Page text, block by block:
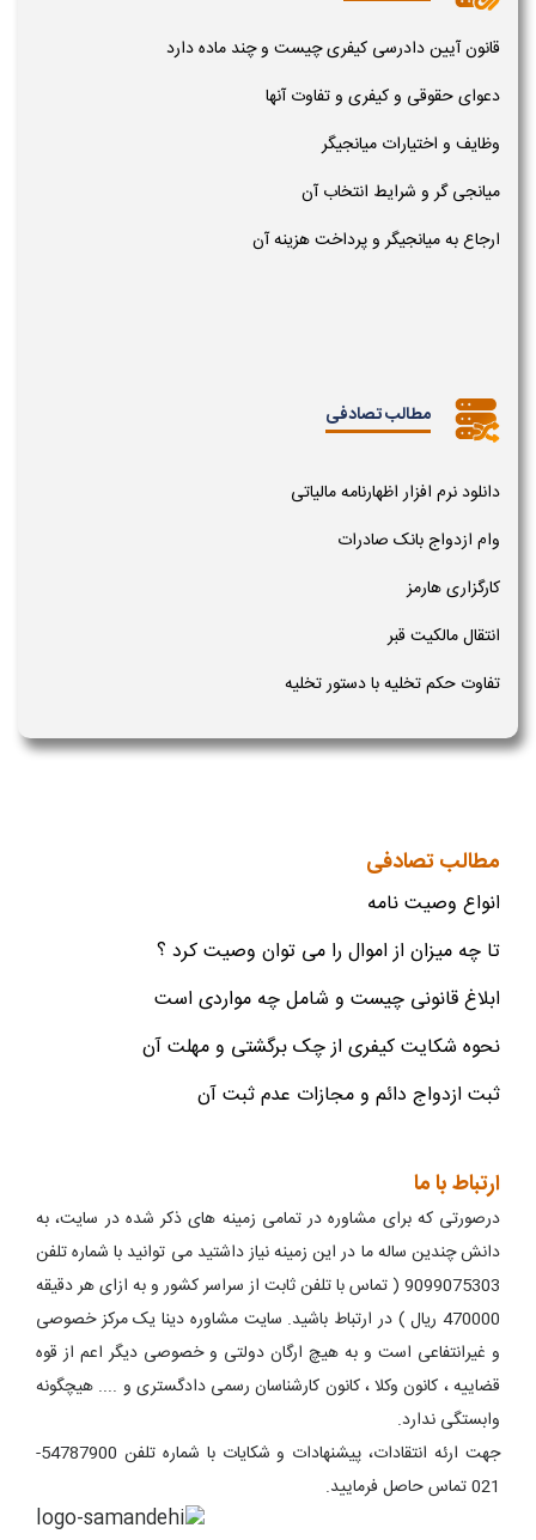
قانون آیین دادرسی کیفری چیست و چند ماده دارد
دعوای حقوقی و کیفری و تفاوت آنها
وظایف و اختیارات میانجیگر
میانجی گر و شرایط انتخاب آن
ارجاع به میانجیگر و پرداخت هزینه آن
مطالب تصادفی
دانلود نرم افزار اظهارنامه مالیاتی
وام ازدواج بانک صادرات
کارگزاری هارمز
انتقال مالکیت قبر
تفاوت حکم تخلیه با دستور تخلیه
مطالب تصادفی
انواع وصیت نامه
تا چه میزان از اموال را می توان وصیت کرد ؟
ابلاغ قانونی چیست و شامل چه مواردی است
نحوه شکایت کیفری از چک برگشتی و مهلت آن
ثبت ازدواج دائم و مجازات عدم ثبت آن
ارتباط با ما
درصورتی که برای مشاوره در تمامی زمینه های ذکر شده در سایت، به
دانش چندین ساله ما در این زمینه نیاز داشتید می توانید با شماره تلفن
9099075303 ( تماس با تلفن ثابت از سراسر کشور و به ازای هر دقیقه
470000 ریال ) در ارتباط باشید. سایت مشاوره دینا یک مرکز خصوصی
و غیرانتفاعی است و به هیچ ارگان دولتی و خصوصی دیگر اعم از قوه
قضاییه ، کانون وکلا ، کانون کارشناسان رسمی دادگستری و .... هیچگونه
وابستگی ندارد.
جهت ارئه انتقادات، پیشنهادات و شکایات با شماره تلفن 54787900-
021 تماس حاصل فرمایید.